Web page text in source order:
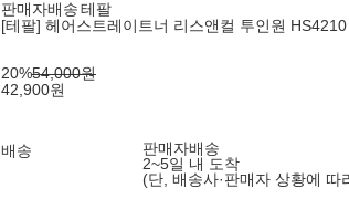
판매자배송테팔
[테팔] 헤어스트레이트너 리스앤컬 투인원
20%54,000원
42,900원
배송
판매자배송
2~5일 내 도착
(단, 배송사·판매자 상황에 따